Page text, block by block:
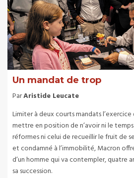
Un mandat de trop
ParAristide Leucate
Limiter à deux courts mandats l’exercice
mettre en position de n’avoir ni le
réformes ni celui de recueillir le fruit de
et condamné à l’immobilité, Macron
d’un homme qui va contempler, quatre
sa succession.